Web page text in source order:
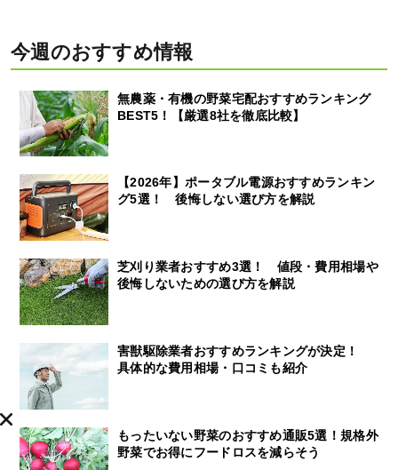
今週のおすすめ情報
無農薬・有機の野菜宅配おすすめランキング
BEST5！【厳選8社を徹底比較】
【2026年】ポータブル電源おすすめランキン
グ5選！ 後悔しない選び方を解説
芝刈り業者おすすめ3選！ 値段・費用相場や
後悔しないための選び方を解説
害獣駆除業者おすすめランキングが決定！
具体的な費用相場・口コミも紹介
もったいない野菜のおすすめ通販5選！規格外
野菜でお得にフードロスを減らそう